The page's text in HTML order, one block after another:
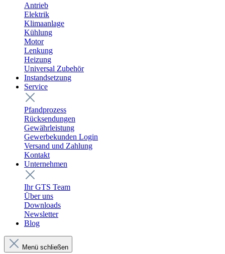
Antrieb
Elektrik
Klimaanlage
Kühlung
Motor
Lenkung
Heizung
Universal Zubehör
Instandsetzung
Service
Pfandprozess
Rücksendungen
Gewährleistung
Gewerbekunden Login
Versand und Zahlung
Kontakt
Unternehmen
Ihr GTS Team
Über uns
Downloads
Newsletter
Blog
Menü schließen